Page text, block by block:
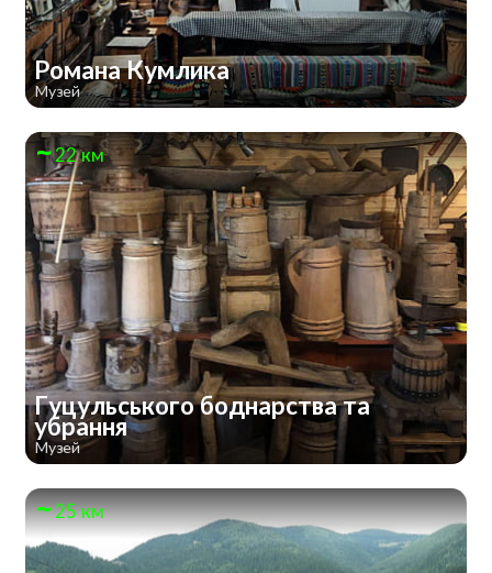
Романа Кумлика
Музей
22 км
Гуцульського боднарства та
убрання
Музей
25 км